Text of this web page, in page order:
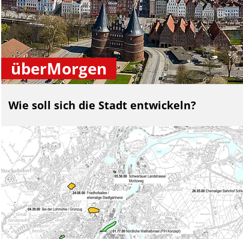
überMorgen
Wie soll sich die Stadt entwickeln?